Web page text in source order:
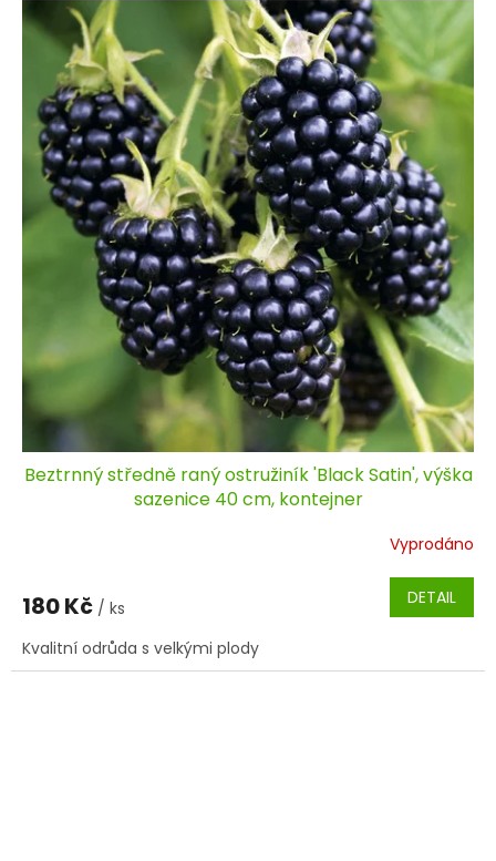
Beztrnný středně raný ostružiník 'Black Satin', výška
sazenice 40 cm, kontejner
Vyprodáno
180 Kč / ks DETAIL
Kvalitní odrůda s velkými plody